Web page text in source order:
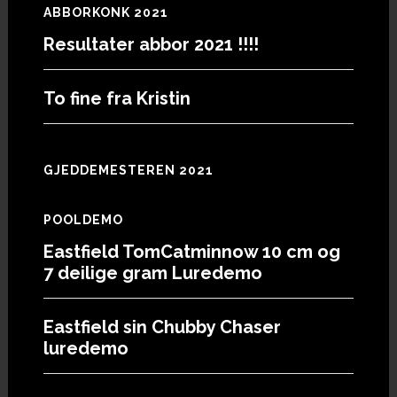
ABBORKONK 2021
Resultater abbor 2021 !!!!
To fine fra Kristin
GJEDDEMESTEREN 2021
POOLDEMO
Eastfield TomCatminnow 10 cm og
7 deilige gram Luredemo
Eastfield sin Chubby Chaser
luredemo